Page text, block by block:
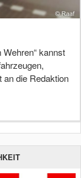
kannst
an die Redaktion